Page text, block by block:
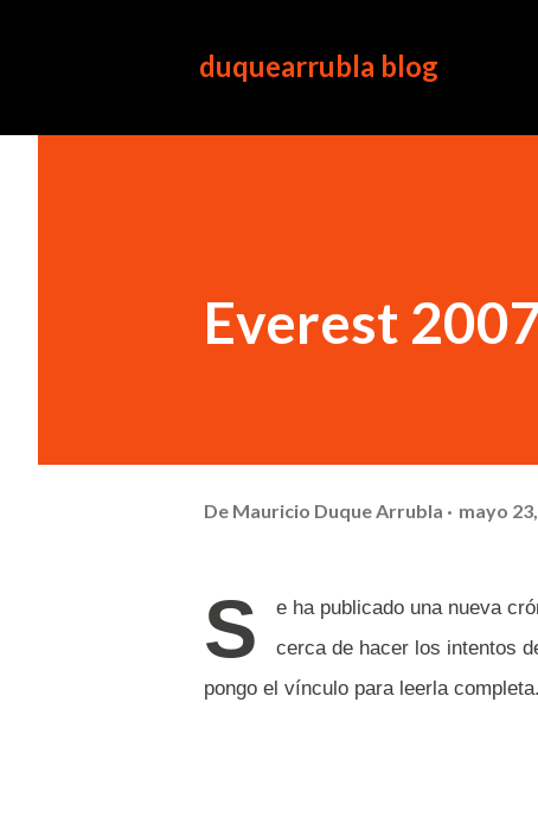
duquearrubla blog
Everest
De Mauricio Duque Arrubla mayo
S
e ha publicado una nueva
cerca de hacer los intentos
pongo el vínculo para leerla completa.